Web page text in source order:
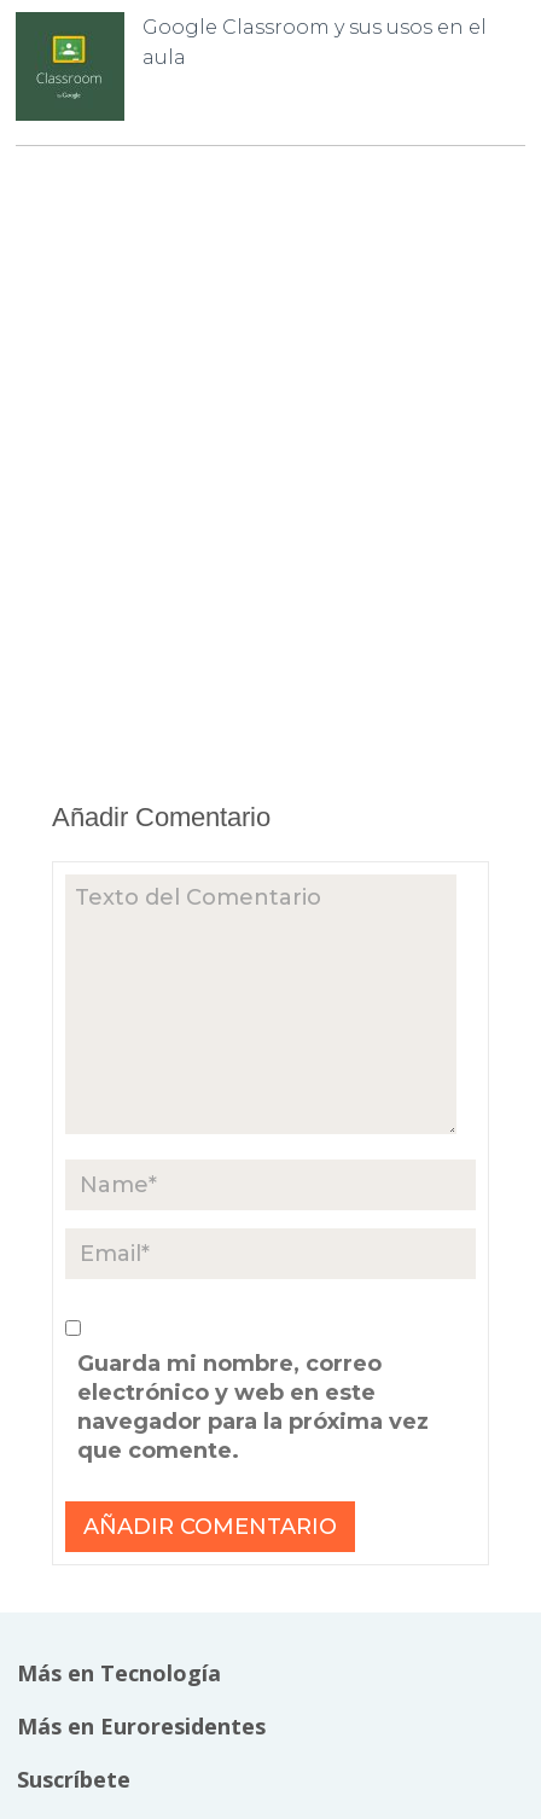
Google Classroom y sus usos en el
aula
Añadir Comentario
Guarda mi nombre, correo
electrónico y web en este
navegador para la próxima vez
que comente.
Más en Tecnología
Más en Euroresidentes
Suscríbete